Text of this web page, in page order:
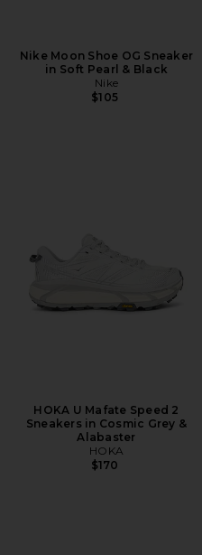
Nike Moon Shoe OG Sneaker
in Soft Pearl & Black
Nike
$105
HOKA U Mafate Speed 2
Sneakers in Cosmic Grey &
Alabaster
HOKA
$170